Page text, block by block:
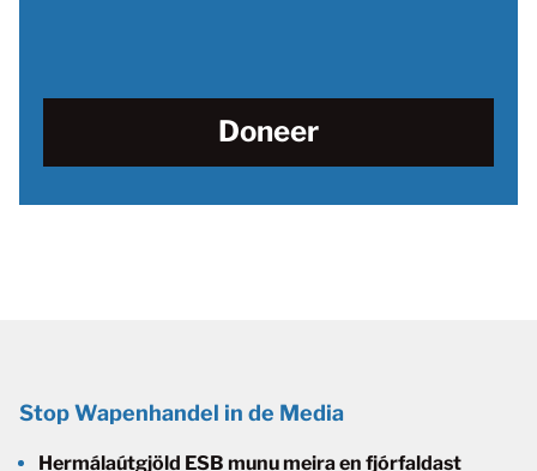
Doneer
Stop Wapenhandel in de Media
Hermálaútgjöld ESB munu meira en fjórfaldast